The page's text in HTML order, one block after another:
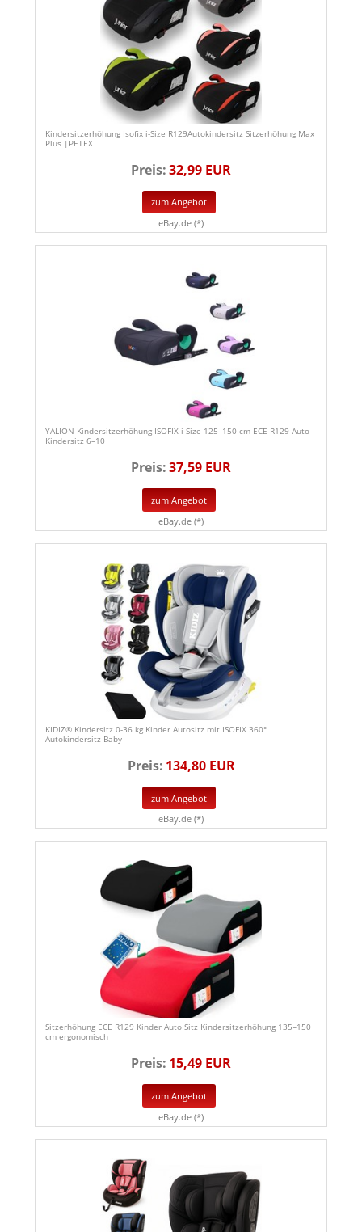
Kindersitzerhöhung Isofix i-Size R129Autokindersitz Sitzerhöhung Max
Plus |PETEX
Preis:32,99 EUR
zum Angebot
eBay.de (*)
YALION Kindersitzerhöhung ISOFIX i-Size 125–150 cm ECE R129 Auto
Kindersitz 6–10
Preis:37,59 EUR
zum Angebot
eBay.de (*)
KIDIZ® Kindersitz 0-36 kg Kinder Autositz mit ISOFIX 360°
Autokindersitz Baby
Preis: 134,80 EUR
zum Angebot
eBay.de (*)
Sitzerhöhung ECE R129 Kinder Auto Sitz Kindersitzerhöhung 135–150
cm ergonomisch
Preis: 15,49 EUR
zum Angebot
eBay.de (*)